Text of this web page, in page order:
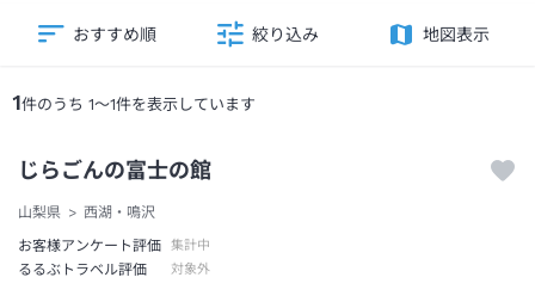
1件のうち 1～1件を表示しています
おすすめ順 絞り込み 地図表示
じらごんの富士の館
山梨県
西湖・鳴沢
お客様アンケート評価
集計中
るるぶトラベル評価 対象外